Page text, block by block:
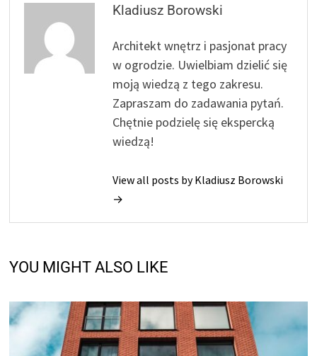
Kladiusz Borowski
Architekt wnętrz i pasjonat pracy
w ogrodzie. Uwielbiam dzielić się
moją wiedzą z tego zakresu.
Zapraszam do zadawania pytań.
Chętnie podzielę się ekspercką
wiedzą!
View all posts by Kladiusz Borowski
→
YOU MIGHT ALSO LIKE